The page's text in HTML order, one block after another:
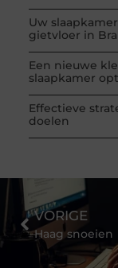
Uw
gietvloer in
Een nieuwe
slaapkamer
Effectieve
doelen
VORIGE
Haag snoeien